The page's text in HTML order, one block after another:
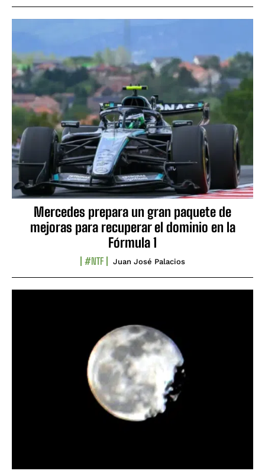
Mercedes prepara un gran paquete de
mejoras para recuperar el dominio en la
Fórmula 1
#NTF Juan José Palacios